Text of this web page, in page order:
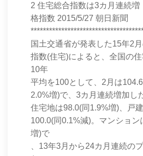
2 住宅総合指数は3カ月連続
格指数 2015/5/27 朝日新聞
国土交通省が発表した15年2
指数(住宅)によると、全国の
10年
平均を100として、2月は
2.0%増)で、3カ月連続増加し
住宅地は98.0(同1.9%増)、戸
100.0(同0.1%減)。マンション
増)で
、13年3月から24カ月連続の